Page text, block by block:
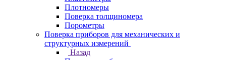
Плотномеры
Поверка толщиномера
Порометры
Поверка приборов для механических и
структурных измерений
Назад